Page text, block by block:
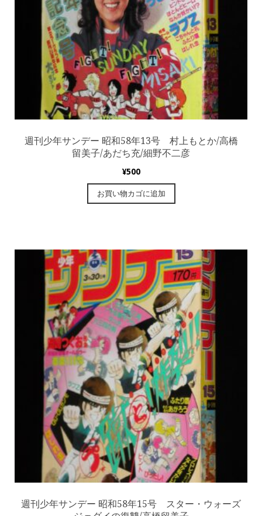
週刊少年サンデー 昭和58年13号 村上もとか/高橋
留美子/あだち充/細野不二彦
¥500
お買い物カゴに追加
週刊少年サンデー 昭和58年15号 スター・ウォーズ